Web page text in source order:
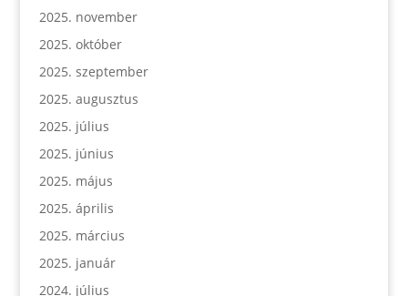
2025. november
2025. október
2025. szeptember
2025. augusztus
2025. július
2025. június
2025. május
2025. április
2025. március
2025. január
2024. július